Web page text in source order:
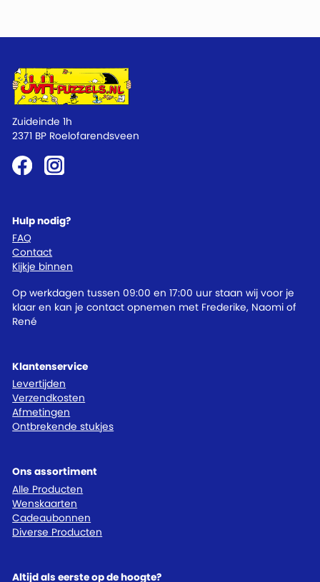
Klantenservice
Levertijden
Verzendkosten
Afmetingen
Ontbrekende stukjes
Ons assortiment
Alle Producten
Wenskaarten
Cadeaubonnen
Diverse Producten
Hulp nodig?
FAQ
Contact
Kijkje binnen
Op werkdagen tussen 09:00 en 17:00 uur staan wij voor je
klaar en kan je contact opnemen met Frederike, Naomi of
René
Zuideinde 1h
2371 BP Roelofarendsveen
Altijd als eerste op de hoogte?